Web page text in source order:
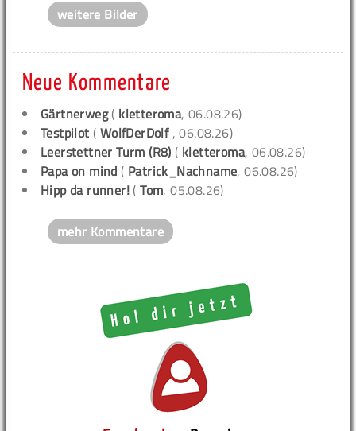
weitere Bilder
Neue Kommentare
Gärtnerweg( kletteroma, 06.08.26)
Testpilot ( WolfDerDolf , 06.08.26)
Leerstettner Turm (R8) ( kletteroma, 06.08.26)
Papa on mind ( Patrick_Nachname, 06.08.26)
Hipp da runner! (Tom, 05.08.26)
mehr Kommentare